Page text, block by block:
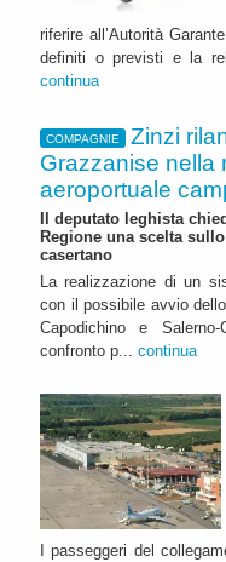
riferire all’Autorità
definiti o previsti e la
continua
COMPAGNIE
Zinzi
Grazzanise nella
aeroportuale
Il deputato leghista
Regione una scelta
casertano
La realizzazione di un
con il possibile avvio
Capodichino e
confronto p... continua
I passeggeri del